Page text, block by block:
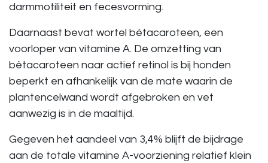
darmmotiliteit en fecesvorming.
Daarnaast bevat wortel bètacaroteen, een
voorloper van vitamine A. De omzetting van
bètacaroteen naar actief retinol is bij honden
beperkt en afhankelijk van de mate waarin de
plantencelwand wordt afgebroken en vet
aanwezig is in de maaltijd.
Gegeven het aandeel van 3,4% blijft de bijdrage
aan de totale vitamine A-voorziening relatief klein